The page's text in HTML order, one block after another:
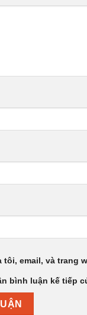
tôi, email, và trang
bình luận kế tiếp